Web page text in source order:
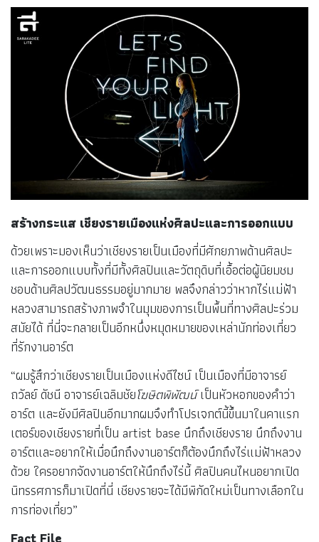
สร้างกระแส เชียงรายเมืองแห่งศิลปะและการออกแบบ
ด้วยเพราะมองเห็นว่าเชียงรายเป็นเมืองที่มีศักยภาพด้านศิลปะ
และการออกแบบทั้งที่มีทั้งศิลปินและวัตถุดิบที่เอื้อต่อผู้นิยมชม
ชอบด้านศิลปวัฒนธรรมอยู่มากมาย พลจึงกล่าวว่าหากไร่แม่ฟ้า
หลวงสามารถสร้างภาพจำในมุมของการเป็นพื้นที่ทางศิลปะร่วม
สมัยได้ ที่นี่จะกลายเป็นอีกหนึ่งหมุดหมายของเหล่านักท่องเที่ยว
ที่รักงานอาร์ต
“ผมรู้สึกว่าเชียงรายเป็นเมืองแห่งดีไซน์ เป็นเมืองที่มีอาจารย์
ถวัลย์ ดัชนี อาจารย์เฉลิมชัยโฆษิตพิพัฒน์เป็นหัวหอกของคำว่า
อาร์ต และยังมีศิลปินอีกมากผมจึงทำโปรเจกต์นี้ขึ้นมาในคาแรก
เตอร์ของเชียงรายที่เป็น artist base นึกถึงเชียงราย นึกถึงงาน
อาร์ตและอยากให้เมื่อนึกถึงงานอาร์ตก็ต้องนึกถึงไร่แม่ฟ้าหลวง
ด้วย ใครอยากจัดงานอาร์ตให้นึกถึงไร่นี้ ศิลปินคนไหนอยากเปิด
นิทรรศการก็มาเปิดที่นี่ เชียงรายจะได้มีพิกัดใหม่เป็นทางเลือกใน
การท่องเที่ยว”
Fact File